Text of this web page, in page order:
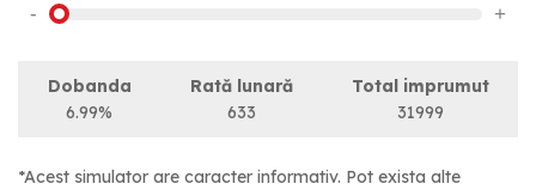
- +
Dobanda
6.99%
Rată lunară
633
Total imprumut
31999
*Acest simulator are caracter informativ. Pot exista alte